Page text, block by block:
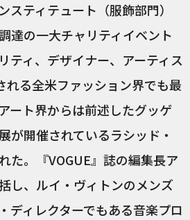
スティテュート（服飾部門）
達の一大チャリティイベント
ティ、デザイナー、アーティス
れる全米ファッション界でも最
ート界からは前述したグッゲ
が開催されているラシッド・
た。『VOGUE』誌の編集長ア
し、ルイ・ヴィトンのメンズ
ディレクターでもある音楽プロ